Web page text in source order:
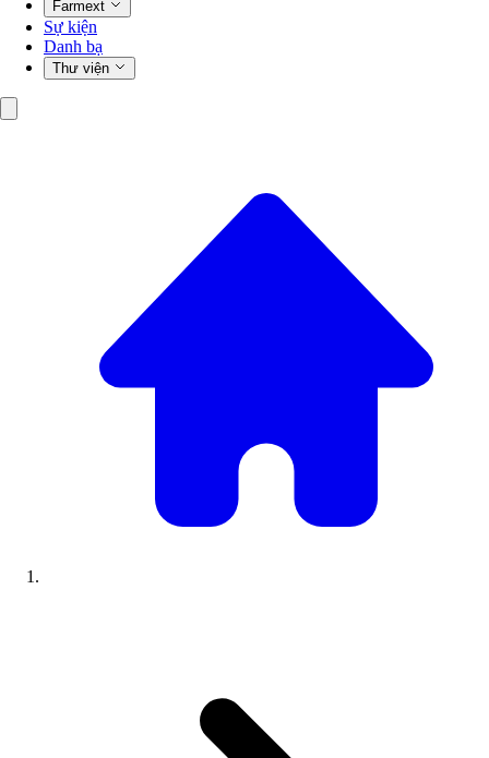
Farmext
Sự kiện
Danh bạ
Thư viện